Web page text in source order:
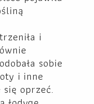
i
sobie
i inne
oprzeć.